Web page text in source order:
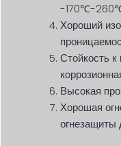
-170℃-
Хороший
Стойкость
Высокая
Хорошая
огнезащиты